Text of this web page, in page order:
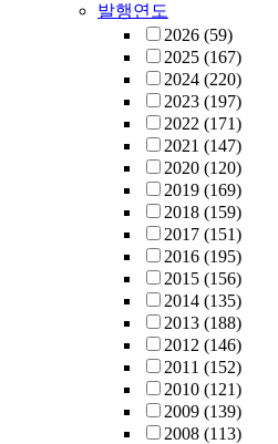
발행연도
2026 (59)
2025 (167)
2024 (220)
2023 (197)
2022 (171)
2021 (147)
2020 (120)
2019 (169)
2018 (159)
2017 (151)
2016 (195)
2015 (156)
2014 (135)
2013 (188)
2012 (146)
2011 (152)
2010 (121)
2009 (139)
2008 (113)